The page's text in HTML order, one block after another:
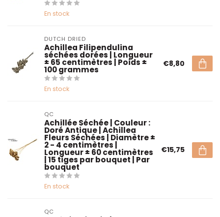
En stock
DUTCH DRIED
Achillea Filipendulina
séchées dorées | Longueur
± 65 centimètres | Poids ±
100 grammes
En stock
€8,80
QC
Achillée Séchée | Couleur :
Doré Antique | Achillea
Fleurs Séchées | Diamètre ±
2 - 4 centimètres |
Longueur ± 60 centimètres
| 15 tiges par bouquet | Par
bouquet
En stock
€15,75
QC